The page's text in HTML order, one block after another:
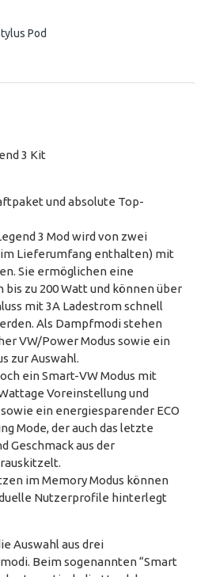
Pod
3 Kit
und absolute Top-
3 Mod wird von zwei
im Lieferumfang enthalten) mit
Sie ermöglichen eine
bis zu 200 Watt und können über
mit 3A Ladestrom schnell
Als Dampfmodi stehen
VW/Power Modus sowie ein
zur Auswahl.
ein Smart-VW Modus mit
Voreinstellung und
ein energiesparender ECO
Mode, der auch das letzte
Geschmack aus der
im Memory Modus können
Nutzerprofile hinterlegt
Auswahl aus drei
Beim sogenannten “Smart